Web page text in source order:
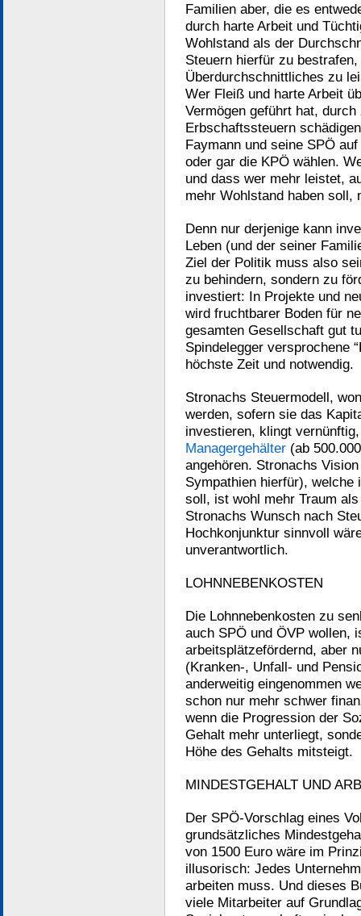
Familien aber, die es
durch harte Arbeit und
Wohlstand als der
Steuern hierfür zu
Überdurchschnittliches zu
Wer Fleiß und harte Arbeit
Vermögen geführt hat,
Erbschaftssteuern
Faymann und seine SPÖ
oder gar die KPÖ wählen.
und dass wer mehr leistet,
mehr Wohlstand haben soll,
Denn nur derjenige kann
Leben (und der seiner
Ziel der Politik muss also
zu behindern, sondern zu
investiert: In Projekte und
wird fruchtbarer Boden für
gesamten Gesellschaft gut
Spindelegger versprochene
höchste Zeit und notwendig.
Stronachs Steuermodell,
werden, sofern sie das
investieren, klingt
Managergehälter (ab
angehören. Stronachs
Sympathien hierfür), welche
soll, ist wohl mehr Traum
Stronachs Wunsch nach
Hochkonjunktur sinnvoll
unverantwortlich.
LOHNNEBENKOSTEN
Die Lohnnebenkosten zu
auch SPÖ und ÖVP wollen,
arbeitsplätzefördernd, aber
(Kranken-, Unfall- und
anderweitig eingenommen
schon nur mehr schwer
wenn die Progression der
Gehalt mehr unterliegt,
Höhe des Gehalts mitsteigt.
MINDESTGEHALT UND
Der SPÖ-Vorschlag eines
grundsätzliches
von 1500 Euro wäre im
illusorisch: Jedes
arbeiten muss. Und dieses
viele Mitarbeiter auf